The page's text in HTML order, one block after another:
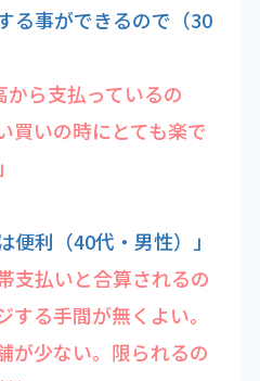
る事ができるので（30
から支払っているの
買いの時にとても楽で
便利（40代・男性）」
支払いと合算されるの
る手間が無くよい。
が少ない。限られるの